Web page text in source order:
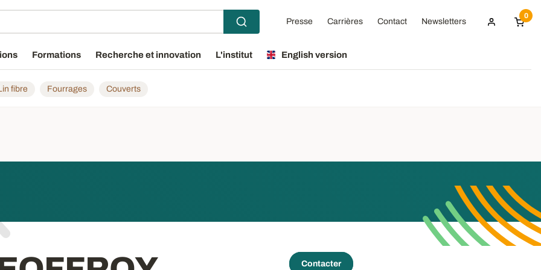
Presse Carrières Contact Newsletters
0
Formations Recherche et innovation L'institut English version
fibre Fourrages Couverts
Contacter